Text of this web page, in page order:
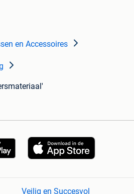
en Accessoires
Veilig en Succesvol